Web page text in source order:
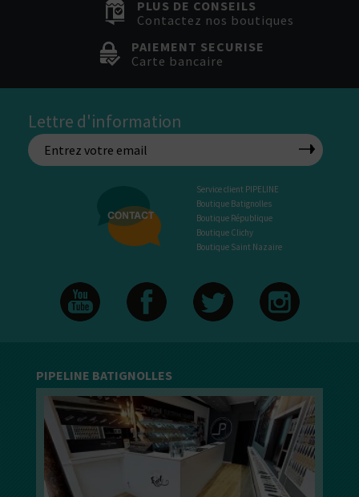
PLUS DE CONSEILS
Contactez nos boutiques
PAIEMENT SECURISE
Carte bancaire
Lettre d'information
Service client PIPELINE
Boutique Batignolles
Boutique République
Boutique Clichy
Boutique Saint Nazaire
PIPELINE BATIGNOLLES